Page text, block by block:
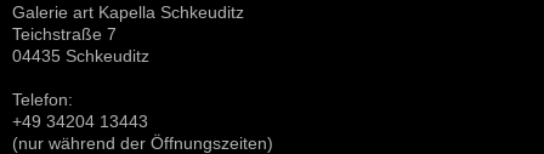
Galerie art Kapella Schkeuditz
Teichstraße 7
04435 Schkeuditz
Telefon:
+49 34204 13443
(nur während der Öffnungszeiten)